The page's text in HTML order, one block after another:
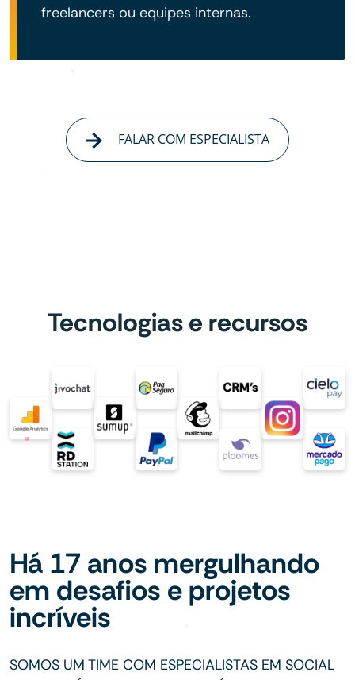
freelancers ou equipes internas.
FALAR COM ESPECIALISTA
Tecnologias e recursos
Há 17 anos mergulhando
em desafios e projetos
incríveis
SOMOS UM TIME COM ESPECIALISTAS EM SOCIAL